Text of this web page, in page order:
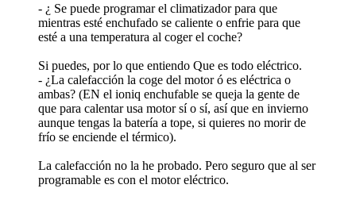
- ¿ Se puede programar el climatizador para que
mientras esté enchufado se caliente o enfrie para que
esté a una temperatura al coger el coche?
Si puedes, por lo que entiendo Que es todo eléctrico.
- ¿La calefacción la coge del motor ó es eléctrica o
ambas? (EN el ioniq enchufable se queja la gente de
que para calentar usa motor sí o sí, así que en invierno
aunque tengas la batería a tope, si quieres no morir de
frío se enciende el térmico).
La calefacción no la he probado. Pero seguro que al ser
programable es con el motor eléctrico.